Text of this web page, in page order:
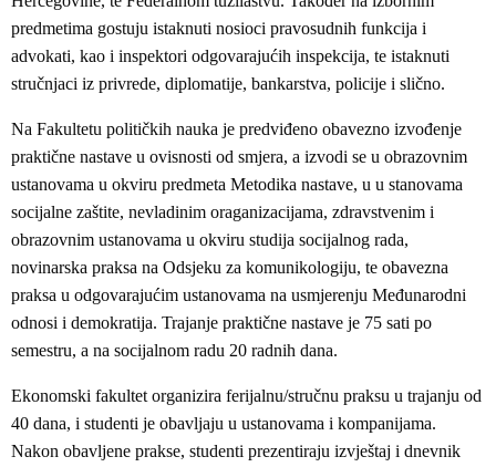
predmetima gostuju istaknuti nosioci pravosudnih funkcija i
advokati, kao i inspektori odgovarajućih inspekcija, te istaknuti
stručnjaci iz privrede, diplomatije, bankarstva, policije i slično.
Na Fakultetu političkih nauka je predviđeno obavezno izvođenje
praktične nastave u ovisnosti od smjera, a izvodi se u obrazovnim
ustanovama u okviru predmeta Metodika nastave, u u stanovama
socijalne zaštite, nevladinim oraganizacijama, zdravstvenim i
obrazovnim ustanovama u okviru studija socijalnog rada,
novinarska praksa na Odsjeku za komunikologiju, te obavezna
praksa u odgovarajućim ustanovama na usmjerenju Međunarodni
odnosi i demokratija. Trajanje praktične nastave je 75 sati po
semestru, a na socijalnom radu 20 radnih dana.
Ekonomski fakultet organizira ferijalnu/stručnu praksu u trajanju od
40 dana, i studenti je obavljaju u ustanovama i kompanijama.
Nakon obavljene prakse, studenti prezentiraju izvještaj i dnevnik